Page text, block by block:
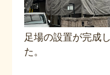
足場の設置が完成
た。